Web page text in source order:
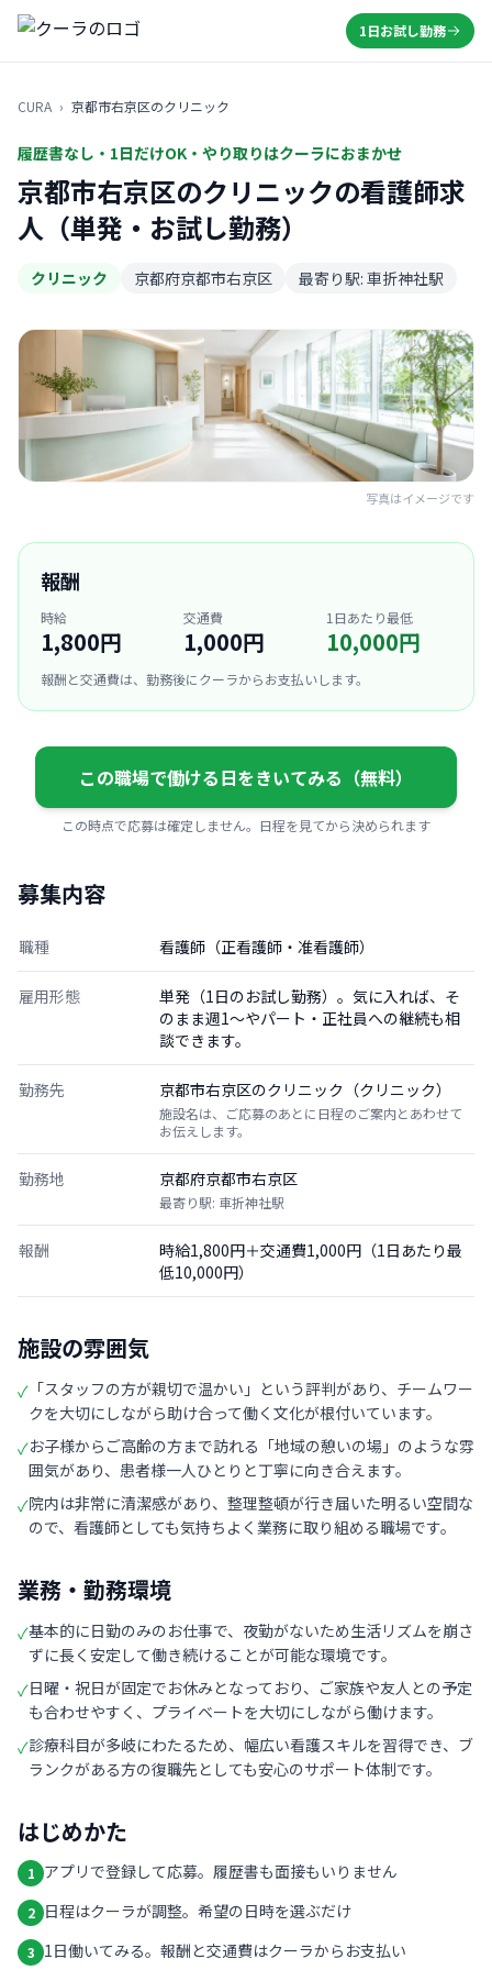
1日お試し勤務
CURA › 京都市右京区のクリニック
履歴書なし・1日だけOK・やり取りはクーラにおまかせ
京都市右京区のクリニックの看護師求
人（単発・お試し勤務）
クリニック 京都府京都市右京区 最寄り駅: 車折神社駅
写真はイメージです
報酬
時給
1,800円
交通費
1,000円
1日あたり最低
10,000円
報酬と交通費は、勤務後にクーラからお支払いします。
この職場で働ける日をきいてみる（無料）
この時点で応募は確定しません。日程を見てから決められます
募集内容
職種 看護師（正看護師・准看護師）
雇用形態
単発（1日のお試し勤務）。気に入れば、そ
のまま週1〜やパート・正社員への継続も相
談できます。
勤務先 京都市右京区のクリニック（クリニック）
施設名は、ご応募のあとに日程のご案内とあわせて
お伝えします。
勤務地 京都府京都市右京区
最寄り駅: 車折神社駅
報酬
時給1,800円＋交通費1,000円（1日あたり最
低10,000円）
施設の雰囲気
✓ 「スタッフの方が親切で温かい」という評判があり、チームワー
クを大切にしながら助け合って働く文化が根付いています。
✓お子様からご高齢の方まで訪れる「地域の憩いの場」のような雰
囲気があり、患者様一人ひとりと丁寧に向き合えます。
✓院内は非常に清潔感があり、整理整頓が行き届いた明るい空間な
ので、看護師としても気持ちよく業務に取り組める職場です。
業務・勤務環境
✓基本的に日勤のみのお仕事で、夜勤がないため生活リズムを崩さ
ずに長く安定して働き続けることが可能な環境です。
✓日曜・祝日が固定でお休みとなっており、ご家族や友人との予定
も合わせやすく、プライベートを大切にしながら働けます。
✓診療科目が多岐にわたるため、幅広い看護スキルを習得でき、ブ
ランクがある方の復職先としても安心のサポート体制です。
はじめかた
1 アプリで登録して応募。履歴書も面接もいりません
2 日程はクーラが調整。希望の日時を選ぶだけ
3 1日働いてみる。報酬と交通費はクーラからお支払い